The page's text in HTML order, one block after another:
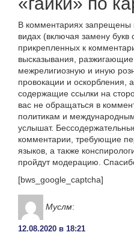
В комментариях запрещены
видах (включая замену
прикрепленных к
высказывания,
межрелигиозную и иную
провокации и оскорбления,
содержащие ссылки на
вас не обращаться в
политикам и
услышат.
комментарии, требующие
языков, а также
пройдут модерацию.
[bws_google_captcha]
Муслм:
12.08.2020 в 18:21